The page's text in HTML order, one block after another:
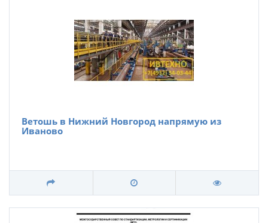
Ветошь в Нижний Новгород напрямую из
Иваново